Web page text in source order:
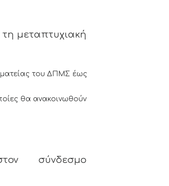
μεταπτυχιακή
του ΔΠΜΣ έως
θα ανακοινωθούν
σύνδεσμο